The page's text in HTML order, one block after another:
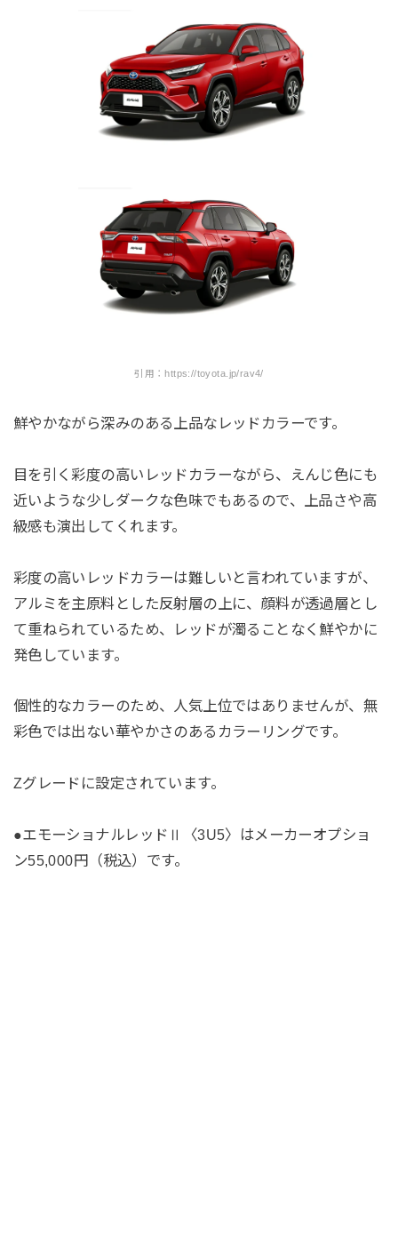
引用：https://toyota.jp/rav4/
鮮やかながら深みのある上品なレッドカラーです。
目を引く彩度の高いレッドカラーながら、えんじ色にも
近いような少しダークな色味でもあるので、上品さや高
級感も演出してくれます。
彩度の高いレッドカラーは難しいと言われていますが、
アルミを主原料とした反射層の上に、顔料が透過層とし
て重ねられているため、レッドが濁ることなく鮮やかに
発色しています。
個性的なカラーのため、人気上位ではありませんが、無
彩色では出ない華やかさのあるカラーリングです。
Zグレードに設定されています。
●エモーショナルレッドⅡ〈3U5〉はメーカーオプショ
ン55,000円（税込）です。